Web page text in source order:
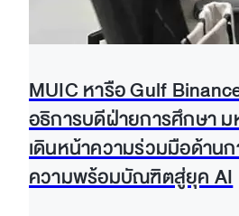
MUIC หารือ Gulf
อธิการบดีฝ่ายการศึกษา
เดินหน้าความร่วมมือด้าน
ความพร้อมบัณฑิตสู่ยุค AI